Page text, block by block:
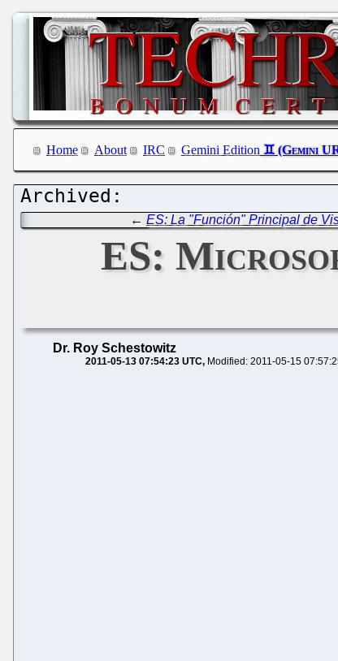
Home About IRC Gemini Edition
←ES: La "Función" Principal de
ES:
Dr. Roy Schestowitz
2011-05-13 07:54:23 UTC Modified: 2011-05-15